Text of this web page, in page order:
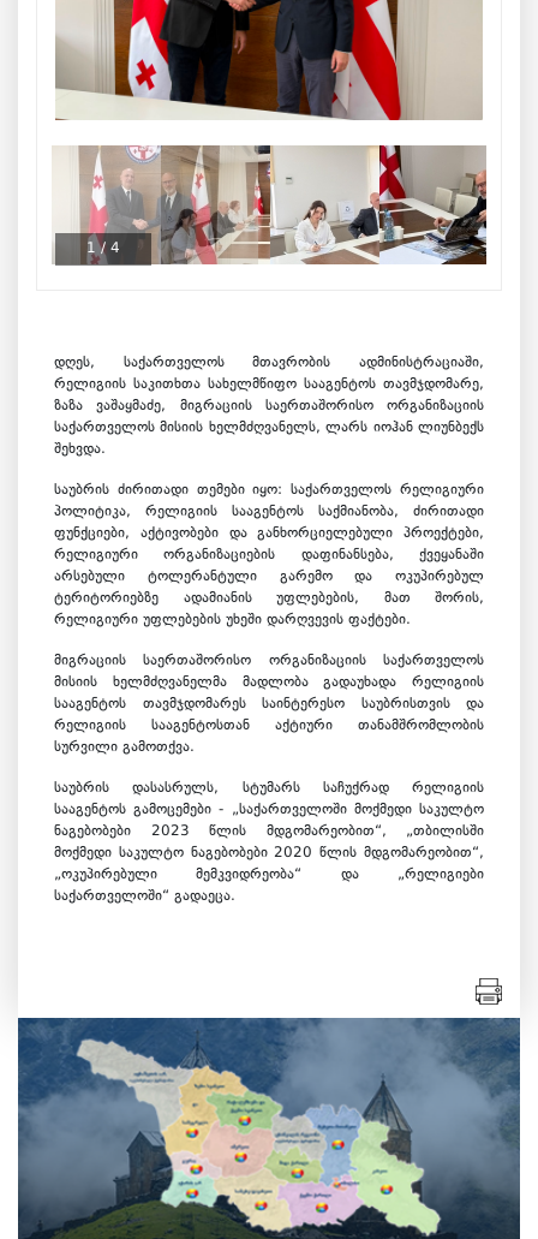
1 / 4
დღეს, საქართველოს მთავრობის ადმინისტრაციაში,
რელიგიის საკითხთა სახელმწიფო სააგენტოს თავმჯდომარე,
ზაზა ვაშაყმაძე, მიგრაციის საერთაშორისო ორგანიზაციის
საქართველოს მისიის ხელმძღვანელს, ლარს იოჰან ლიუნბექს
შეხვდა.
საუბრის ძირითადი თემები იყო: საქართველოს რელიგიური
პოლიტიკა, რელიგიის სააგენტოს საქმიანობა, ძირითადი
ფუნქციები, აქტივობები და განხორციელებული პროექტები,
რელიგიური ორგანიზაციების დაფინანსება, ქვეყანაში
არსებული ტოლერანტული გარემო და ოკუპირებულ
ტერიტორიებზე ადამიანის უფლებების, მათ შორის,
რელიგიური უფლებების უხეში დარღვევის ფაქტები.
მიგრაციის საერთაშორისო ორგანიზაციის საქართველოს
მისიის ხელმძღვანელმა მადლობა გადაუხადა რელიგიის
სააგენტოს თავმჯდომარეს საინტერესო საუბრისთვის და
რელიგიის სააგენტოსთან აქტიური თანამშრომლობის
სურვილი გამოთქვა.
საუბრის დასასრულს, სტუმარს საჩუქრად რელიგიის
სააგენტოს გამოცემები - „საქართველოში მოქმედი საკულტო
ნაგებობები 2023 წლის მდგომარეობით“, „თბილისში
მოქმედი საკულტო ნაგებობები 2020 წლის მდგომარეობით“,
„ოკუპირებული მემკვიდრეობა“ და „რელიგიები
საქართველოში“ გადაეცა.